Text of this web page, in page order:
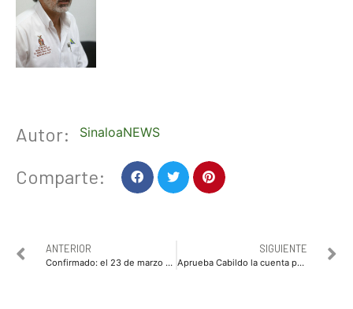
Autor: SinaloaNEWS
Comparte:
ANTERIOR
Confirmado: el 23 de marzo se reabre el puente “El Carrizo” de la Mazatlán-Durango
SIGUIENTE
Aprueba Cabildo la cuenta pública correspondiente al último trimestre del 2017